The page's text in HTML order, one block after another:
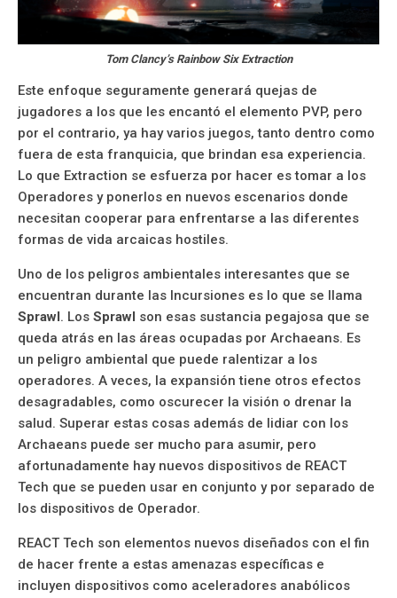
Tom Clancy’s Rainbow Six Extraction
Este enfoque seguramente generará quejas de
jugadores a los que les encantó el elemento PVP, pero
por el contrario, ya hay varios juegos, tanto dentro como
fuera de esta franquicia, que brindan esa experiencia.
Lo que Extraction se esfuerza por hacer es tomar a los
Operadores y ponerlos en nuevos escenarios donde
necesitan cooperar para enfrentarse a las diferentes
formas de vida arcaicas hostiles.
Uno de los peligros ambientales interesantes que se
encuentran durante las Incursiones es lo que se llama
Sprawl. Los Sprawl son esas sustancia pegajosa que se
queda atrás en las áreas ocupadas por Archaeans. Es
un peligro ambiental que puede ralentizar a los
operadores. A veces, la expansión tiene otros efectos
desagradables, como oscurecer la visión o drenar la
salud. Superar estas cosas además de lidiar con los
Archaeans puede ser mucho para asumir, pero
afortunadamente hay nuevos dispositivos de REACT
Tech que se pueden usar en conjunto y por separado de
los dispositivos de Operador.
REACT Tech son elementos nuevos diseñados con el fin
de hacer frente a estas amenazas específicas e
incluyen dispositivos como aceleradores anabólicos